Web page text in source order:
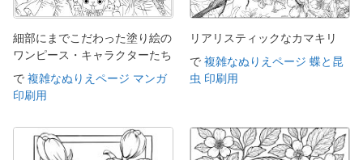
細部にまでこだわった塗り絵の
ワンピース・キャラクターたち
で 複雑なぬりえページ マンガ
印刷用
リアリスティックなカマキリ
で 複雑なぬりえページ 蝶と昆
虫 印刷用